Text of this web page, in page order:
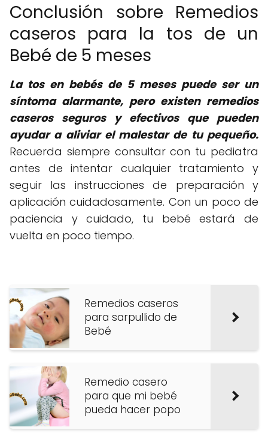
Conclusión sobre Remedios
caseros para la tos de un
Bebé de 5 meses
La tos en bebés de 5 meses puede ser un
síntoma alarmante, pero existen remedios
caseros seguros y efectivos que pueden
ayudar a aliviar el malestar de tu pequeño.
Recuerda siempre consultar con tu pediatra
antes de intentar cualquier tratamiento y
seguir las instrucciones de preparación y
aplicación cuidadosamente. Con un poco de
paciencia y cuidado, tu bebé estará de
vuelta en poco tiempo.
Remedios caseros
para sarpullido de
Bebé
Remedio casero
para que mi bebé
pueda hacer popo